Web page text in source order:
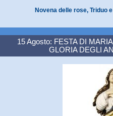
Novena delle rose, Triduo
15 Agosto: FESTA DI
GLORIA DEGLI